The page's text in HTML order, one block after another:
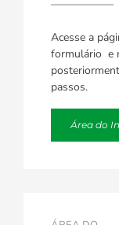
Acesse a
formulário e
passos.
Área do